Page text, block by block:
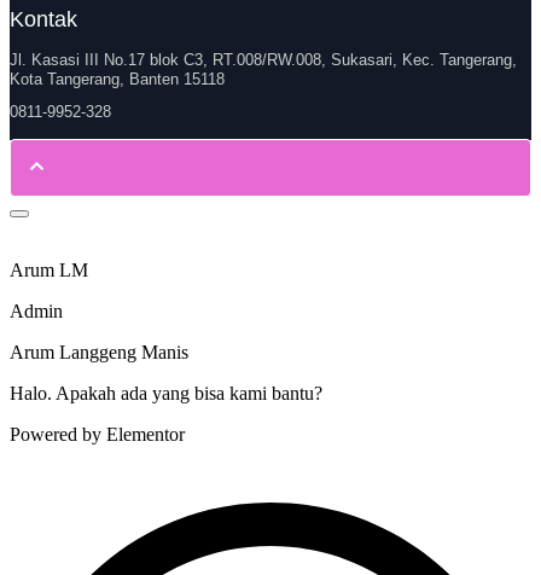
Kontak
Jl. Kasasi III No.17 blok C3, RT.008/RW.008, Sukasari, Kec. Tangerang,
Kota Tangerang, Banten 15118
0811-9952-328
Arum LM
Admin
Arum Langgeng Manis
Halo. Apakah ada yang bisa kami bantu?
Powered by Elementor